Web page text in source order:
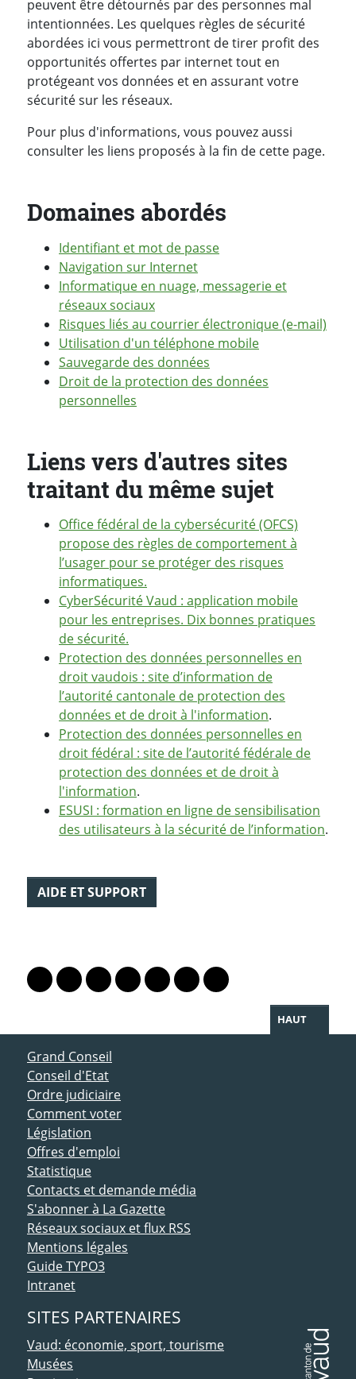
peuvent être détournés par des personnes mal
intentionnées. Les quelques règles de sécurité
abordées ici vous permettront de tirer profit des
opportunités offertes par internet tout en
protégeant vos données et en assurant votre
sécurité sur les réseaux.
Pour plus d'informations, vous pouvez aussi
consulter les liens proposés à la fin de cette page.
Domaines abordés
Identifiant et mot de passe
Navigation sur Internet
Informatique en nuage, messagerie et
réseaux sociaux
Risques liés au courrier électronique (e-mail)
Utilisation d'un téléphone mobile
Sauvegarde des données
Droit de la protection des données
personnelles
Liens vers d'autres sites
traitant du même sujet
Office fédéral de la cybersécurité (OFCS)
propose des règles de comportement à
l’usager pour se protéger des risques
informatiques.
CyberSécurité Vaud : application mobile
pour les entreprises. Dix bonnes pratiques
de sécurité.
Protection des données personnelles en
droit vaudois : site d’information de
l’autorité cantonale de protection des
données et de droit à l'information.
Protection des données personnelles en
droit fédéral : site de l’autorité fédérale de
protection des données et de droit à
l'information.
ESUSI : formation en ligne de sensibilisation
des utilisateurs à la sécurité de l’information.
AIDE ET SUPPORT
Lien vers le profil Mastodon
Lien vers le profil Bluesky
Lien vers le profil Instagram
Lien vers le profil Linkedin
Lien vers le profil Facebook
Lien vers le profil Twitter
Partager par WhatsApp
HAUT
ACCÈS DIRECT
Grand Conseil
Conseil d'Etat
Ordre judiciaire
Comment voter
Législation
Offres d'emploi
Statistique
Contacts et demande média
S'abonner à La Gazette
Réseaux sociaux et flux RSS
Mentions légales
Guide TYPO3
Intranet
SITES PARTENAIRES
Vaud: économie, sport, tourisme
Musées